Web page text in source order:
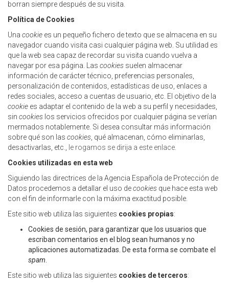
borran siempre después de su visita.
Política de Cookies
Una cookie es un pequeño fichero de texto que se almacena en su
navegador cuando visita casi cualquier página web. Su utilidad es
que la web sea capaz de recordar su visita cuando vuelva a
navegar por esa página. Las cookies suelen almacenar
información de carácter técnico, preferencias personales,
personalización de contenidos, estadísticas de uso, enlaces a
redes sociales, acceso a cuentas de usuario, etc. El objetivo de la
cookie es adaptar el contenido de la web a su perfil y necesidades,
sin cookies los servicios ofrecidos por cualquier página se verían
mermados notablemente. Si desea consultar más información
sobre qué son las cookies , qué almacenan, cómo eliminarlas,
desactivarlas, etc.,
le rogamos se dirija a este enlace.
Cookies utilizadas en esta web
Siguiendo las directrices de la Agencia Española de Protección de
Datos procedemos a detallar el uso decookies que hace esta web
con el fin de informarle con la máxima exactitud posible.
Este sitio web utiliza las siguientes cookies propias:
Cookies de sesión, para garantizar que los usuarios que
escriban comentarios en el blog sean humanos y no
aplicaciones automatizadas. De esta forma se combate el
spam
Este sitio web utiliza las siguientes cookies de terceros: